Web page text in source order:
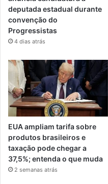
deputada estadual durante
convenção do
Progressistas
4 dias atrás
EUA ampliam tarifa sobre
produtos brasileiros e
taxação pode chegar a
37,5%; entenda o que muda
2 semanas atrás